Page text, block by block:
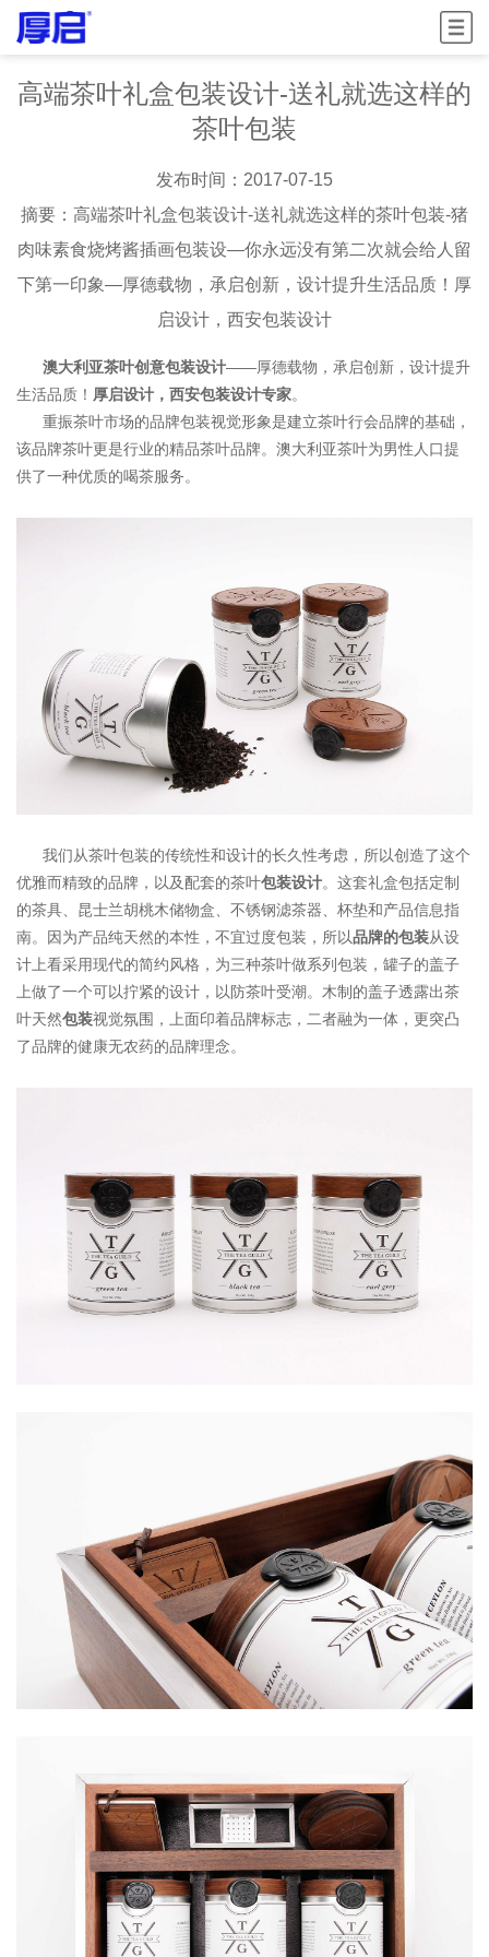
高端茶叶礼盒包装设计-送礼就选这样的
茶叶包装
发布时间：2017-07-15
摘要：高端茶叶礼盒包装设计-送礼就选这样的茶叶包装-猪
肉味素食烧烤酱插画包装设—你永远没有第二次就会给人留
下第一印象—厚德载物，承启创新，设计提升生活品质！厚
启设计，西安包装设计
澳大利亚茶叶创意包装设计——厚德载物，承启创新，设计提升
生活品质！ 厚启设计 ，西安包装设计专家。
重振茶叶市场的品牌包装视觉形象是建立茶叶行会品牌的基础，
该品牌茶叶更是行业的精品茶叶品牌。澳大利亚茶叶为男性人口提
供了一种优质的喝茶服务。
我们从茶叶包装的传统性和设计的长久性考虑，所以创造了这个
优雅而精致的品牌，以及配套的茶叶包装设计。这套礼盒包括定制
的茶具、昆士兰胡桃木储物盒、不锈钢滤茶器、杯垫和产品信息指
南。因为产品纯天然的本性，不宜过度包装，所以品牌的包装从设
计上看采用现代的简约风格，为三种茶叶做系列包装，罐子的盖子
上做了一个可以拧紧的设计，以防茶叶受潮。木制的盖子透露出茶
叶天然包装视觉氛围，上面印着品牌标志，二者融为一体，更突凸
了品牌的健康无农药的品牌理念。